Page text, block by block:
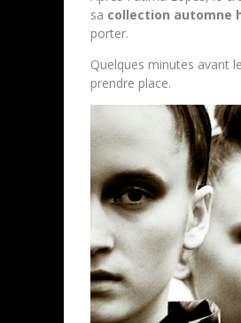
sa collection automne
porter.
Quelques minutes avant
prendre place.